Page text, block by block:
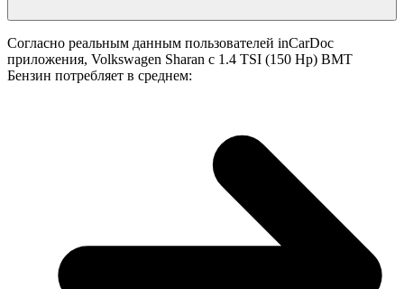
Согласно реальным данным пользователей inCarDoc
приложения, Volkswagen Sharan с 1.4 TSI (150 Hp) BMT
Бензин потребляет в среднем: